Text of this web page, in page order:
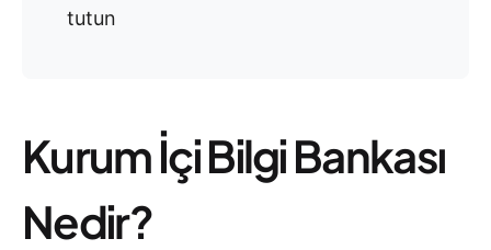
tutun
Kurum İçi Bilgi Bankası
Nedir?